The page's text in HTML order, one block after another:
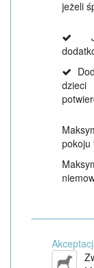
jeżeli
pokoju